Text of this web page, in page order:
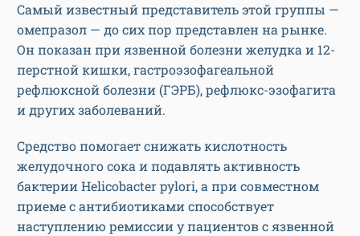
Самый известный представитель этой группы —
омепразол — до сих пор представлен на рынке.
Он показан при язвенной болезни желудка и 12-
перстной кишки, гастроэзофагеальной
рефлюксной болезни (ГЭРБ), рефлюкс-эзофагита
и других заболеваний.
Средство помогает снижать кислотность
желудочного сока и подавлять активность
бактерии Helicobacter pylori, а при совместном
приеме с антибиотиками способствует
наступлению ремиссии у пациентов с язвенной